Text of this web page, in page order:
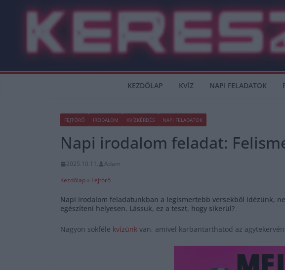
KEZDŐLAP KVÍZ NAPI FELADATOK
FEJTÖRŐ IRODALOM KVÍZKÉRDÉS NAPI FELADATOK
Napi irodalom feladat:
2025.10.11.
Adam
Kezdőlap » Fejtörő
Napi irodalom feladatunkban a legismertebb versekből idézünk,
egészíteni helyesen. Lássuk, ez a teszt, hogy sikerül?
Nagyon sokféle kvízünk van, amivel karbantarthatod az